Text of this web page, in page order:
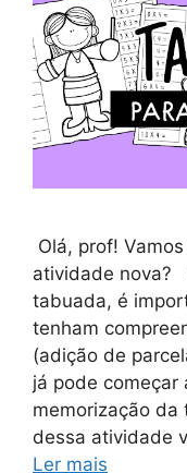
Olá, prof!
atividade nova?
tabuada, é
tenham
(adição de
já pode
memorização
dessa atividade
Ler mais